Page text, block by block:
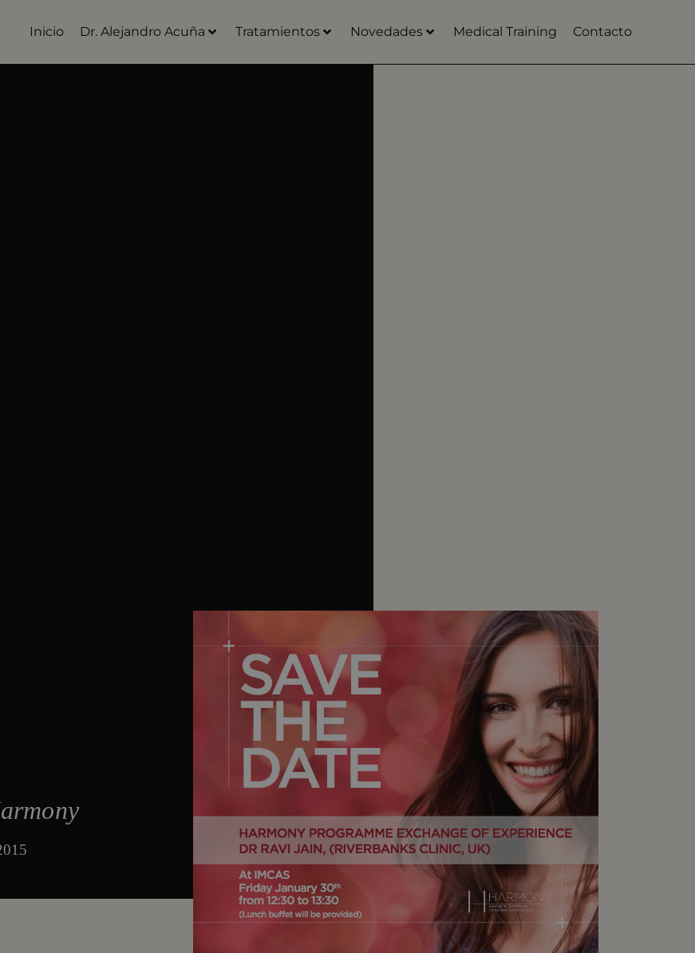
Inicio Dr. Alejandro Acuña Tratamientos Novedades Medical Training Contacto